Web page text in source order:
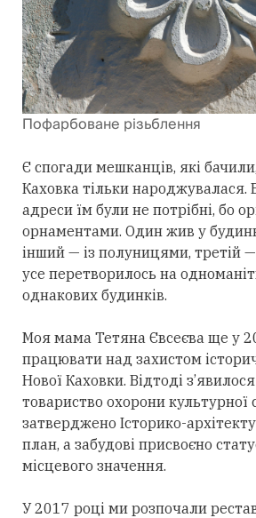
Пофарбоване різьблення
Є спогади мешканців, які
Каховка тільки народжувалася.
адреси їм були не потрібні, бо
орнаментами. Один жив у
інший — із полуницями, третій
усе перетворилось на
однакових будинків.
Моя мама Тетяна Євсеєва ще у
працювати над захистом
Нової Каховки. Відтоді
товариство охорони
затверджено Історико-
план, а забудові присвоєно
місцевого значення.
У 2017 році ми розпочали